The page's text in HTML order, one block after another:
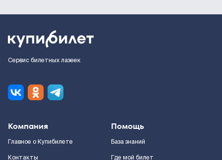
Сервис билетных лазеек
Компания
Главное о Купибилете
Контакты
Помощь
База знаний
Где мой билет